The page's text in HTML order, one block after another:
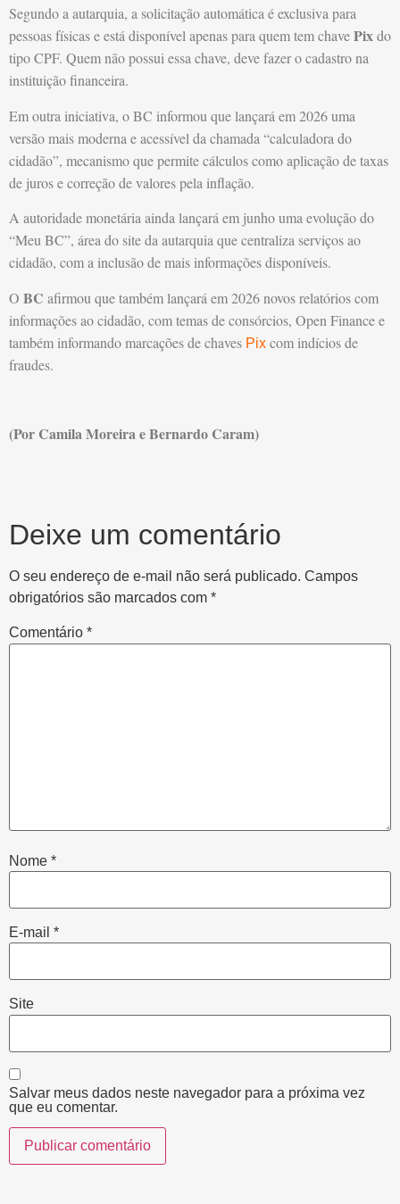
Segundo a autarquia, a solicitação automática é exclusiva para
pessoas físicas e está disponível apenas para quem tem chavePixdo
tipo CPF. Quem não possui essa chave, deve fazer o cadastro na
instituição financeira.
Em outra iniciativa, o BC informou que lançará em 2026 uma
versão mais moderna e acessível da chamada “calculadora do
cidadão”, mecanismo que permite cálculos como aplicação de taxas
de juros e correção de valores pela inflação.
A autoridade monetária ainda lançará em junho uma evolução do
“Meu BC”, área do site da autarquia que centraliza serviços ao
cidadão, com a inclusão de mais informações disponíveis.
O BC afirmou que também lançará em 2026 novos relatórios com
informações ao cidadão, com temas de consórcios, Open Finance e
também informando marcações de chaves Pix com indícios de
fraudes.
(Por Camila Moreira e Bernardo Caram)
Deixe um comentário
O seu endereço de e-mail não será publicado. Campos
obrigatórios são marcados com *
Comentário *
Nome *
E-mail *
Site
Salvar meus dados neste navegador para a próxima vez
que eu comentar.